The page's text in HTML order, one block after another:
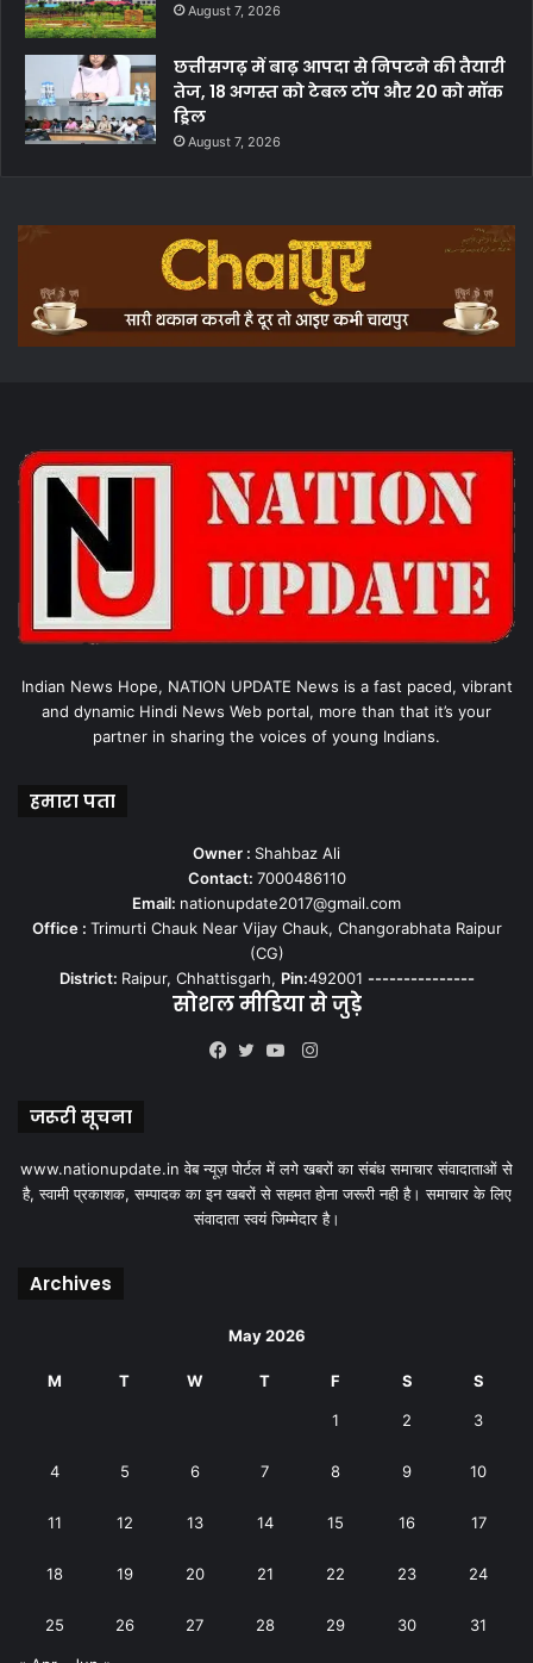
August 7, 2026
छत्तीसगढ़ में बाढ़ आपदा से निपटने की तैयारी
तेज, 18 अगस्त को टेबल टॉप और 20 को मॉक
ड्रिल
August 7, 2026
Indian News Hope, NATION UPDATE News is a fast paced, vibrant
and dynamic Hindi News Web portal, more than that it’s your
partner in sharing the voices of young Indians.
हमारा पता
Owner : Shahbaz Ali
Contact: 7000486110
Email: nationupdate2017@gmail.com
Office : Trimurti Chauk Near Vijay Chauk, Changorabhata Raipur
(CG)
District: Raipur, Chhattisgarh, Pin:492001 ---------------
सोशल मीडिया से जुड़े
Instagram
जरूरी सूचना
www.nationupdate.in वेब न्यूज़ पोर्टल में लगे खबरों का संबंध समाचार संवादाताओं से
है, स्वामी प्रकाशक, सम्पादक का इन खबरों से सहमत होना जरूरी नही है। समाचार के लिए
संवादाता स्वयं जिम्मेदार है।
Archives
May 2026
M T W T F S S
1 2 3
4 5 6 7 8 9 10
11 12 13 14 15 16 17
18 19 20 21 22 23 24
25 26 27 28 29 30 31